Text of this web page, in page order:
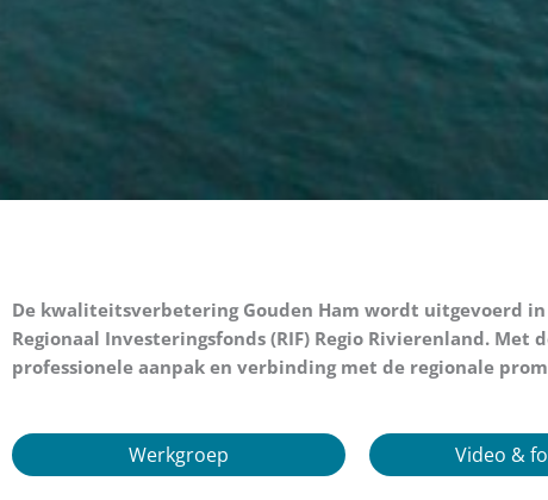
De kwaliteitsverbetering Gouden Ham wordt uitgevoerd
Regionaal Investeringsfonds (RIF) Regio Rivierenland.
professionele aanpak en verbinding met de regionale
Werkgroep Video &